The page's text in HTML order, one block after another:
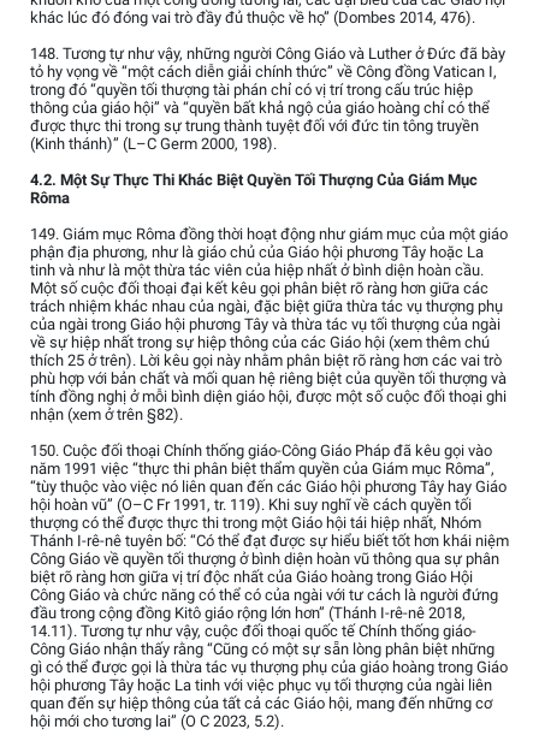
khác lúc đó đóng vai trò đầy đủ thuộc về họ” (Dombes 2014, 476).
148. Tương tự như vậy, những người Công Giáo và Luther ở Đức đã bày
tỏ hy vọng về “một cách diễn giải chính thức” về Công đồng Vatican I,
trong đó “quyền tối thượng tài phán chỉ có vị trí trong cấu trúc hiệp
thông của giáo hội” và “quyền bất khả ngộ của giáo hoàng chỉ có thể
được thực thi trong sự trung thành tuyệt đối với đức tin tông truyền
(Kinh thánh)” (L–C Germ 2000, 198).
4.2. Một Sự Thực Thi Khác Biệt Quyền Tối Thượng Của Giám Mục
Rôma
149. Giám mục Rôma đồng thời hoạt động như giám mục của một giáo
phận địa phương, như là giáo chủ của Giáo hội phương Tây hoặc La
tinh và như là một thừa tác viên của hiệp nhất ở bình diện hoàn cầu.
Một số cuộc đối thoại đại kết kêu gọi phân biệt rõ ràng hơn giữa các
trách nhiệm khác nhau của ngài, đặc biệt giữa thừa tác vụ thượng phụ
của ngài trong Giáo hội phương Tây và thừa tác vụ tối thượng của ngài
về sự hiệp nhất trong sự hiệp thông của các Giáo hội (xem thêm chú
thích 25 ở trên). Lời kêu gọi này nhằm phân biệt rõ ràng hơn các vai trò
phù hợp với bản chất và mối quan hệ riêng biệt của quyền tối thượng và
tính đồng nghị ở mỗi bình diện giáo hội, được một số cuộc đối thoại ghi
nhận (xem ở trên §82).
150. Cuộc đối thoại Chính thống giáo-Công Giáo Pháp đã kêu gọi vào
năm 1991 việc “thực thi phân biệt thẩm quyền của Giám mục Rôma”,
“tùy thuộc vào việc nó liên quan đến các Giáo hội phương Tây hay Giáo
hội hoàn vũ” (O–C Fr 1991, tr. 119). Khi suy nghĩ về cách quyền tối
thượng có thể được thực thi trong một Giáo hội tái hiệp nhất, Nhóm
Thánh I-rê-nê tuyên bố: “Có thể đạt được sự hiểu biết tốt hơn khái niệm
Công Giáo về quyền tối thượng ở bình diện hoàn vũ thông qua sự phân
biệt rõ ràng hơn giữa vị trí độc nhất của Giáo hoàng trong Giáo Hội
Công Giáo và chức năng có thể có của ngài với tư cách là người đứng
đầu trong cộng đồng Kitô giáo rộng lớn hơn” (Thánh I-rê-nê 2018,
14.11). Tương tự như vậy, cuộc đối thoại quốc tế Chính thống giáo-
Công Giáo nhận thấy rằng “Cũng có một sự sẵn lòng phân biệt những
gì có thể được gọi là thừa tác vụ thượng phụ của giáo hoàng trong Giáo
hội phương Tây hoặc La tinh với việc phục vụ tối thượng của ngài liên
quan đến sự hiệp thông của tất cả các Giáo hội, mang đến những cơ
hội mới cho tương lai” (O C 2023, 5.2).